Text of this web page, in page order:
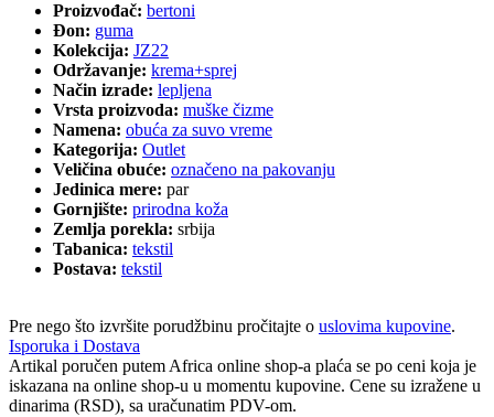
Proizvođač: bertoni
Đon: guma
Kolekcija: JZ22
Održavanje: krema+sprej
Način izrade: lepljena
Vrsta proizvoda: muške čizme
Namena: obuća za suvo vreme
Kategorija: Outlet
Veličina obuće: označeno na pakovanju
Jedinica mere: par
Gornjište: prirodna koža
Zemlja porekla: srbija
Tabanica: tekstil
Postava: tekstil
Pre nego što izvršite porudžbinu pročitajte o uslovima kupovine.
Isporuka i Dostava
Artikal poručen putem Africa online shop-a plaća se po ceni koja je
iskazana na online shop-u u momentu kupovine. Cene su izražene u
dinarima (RSD), sa uračunatim PDV-om.